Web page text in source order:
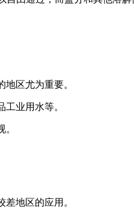
区尤为重要。
业用水等。
地区的应用。